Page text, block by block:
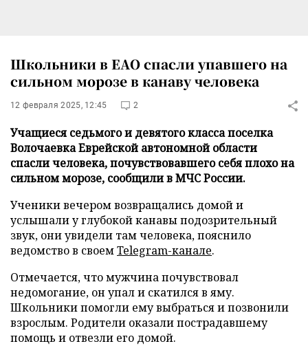
Школьники в ЕАО спасли упавшего на
сильном морозе в канаву человека
12 февраля 2025, 12:45 2
Учащиеся седьмого и девятого класса поселка
Волочаевка Еврейской автономной области
спасли человека, почувствовавшего себя плохо на
сильном морозе, сообщили в МЧС России.
Ученики вечером возвращались домой и
услышали у глубокой канавы подозрительный
звук, они увидели там человека, пояснило
ведомство в своемTelegram-канале.
Отмечается, что мужчина почувствовал
недомогание, он упал и скатился в яму.
Школьники помогли ему выбраться и позвонили
взрослым. Родители оказали пострадавшему
помощь и отвезли его домой.